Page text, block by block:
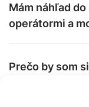
Mám náhľad
operátormi a
Prečo by som